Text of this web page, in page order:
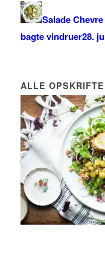
Salade
bagte vindruer28.
ALLE